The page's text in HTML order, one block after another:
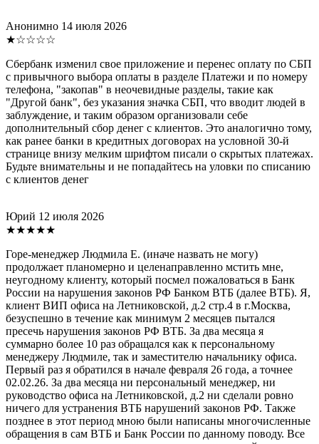
Анонимно 14 июля 2026
★☆☆☆☆
Сбербанк изменил свое приложение и перенес оплату по СБП
с привычного выбора оплаты в разделе Платежи и по номеру
телефона, "закопав" в неочевидные разделы, такие как
"Другой банк", без указания значка СБП, что вводит людей в
заблуждение, и таким образом организовали себе
дополнительный сбор денег с клиентов. Это аналогично тому,
как ранее банки в кредитных договорах на условной 30-й
странице внизу мелким шрифтом писали о скрытых платежах.
Будьте внимательны и не попадайтесь на уловки по списанию
с клиентов денег
Юрий 12 июля 2026
★★★★★
Горе-менеджер Людмила Е. (иначе назвать не могу)
продолжает планомерно и целенаправленно мстить мне,
неугодному клиенту, который посмел пожаловаться в Банк
России на нарушения законов РФ Банком ВТБ (далее ВТБ). Я,
клиент ВИП офиса на Летниковской, д.2 стр.4 в г.Москва,
безуспешно в течение как минимум 2 месяцев пытался
пресечь нарушения законов РФ ВТБ. За два месяца я
суммарно более 10 раз обращался как к персональному
менеджеру Людмиле, так и заместителю начальнику офиса.
Первый раз я обратился в начале февраля 26 года, а точнее
02.02.26. За два месяца ни персональный менеджер, ни
руководство офиса на Летниковской, д.2 ни сделали ровно
ничего для устранения ВТБ нарушений законов РФ. Также
позднее в этот период мною были написаны многочисленные
обращения в сам ВТБ и Банк России по данному поводу. Все